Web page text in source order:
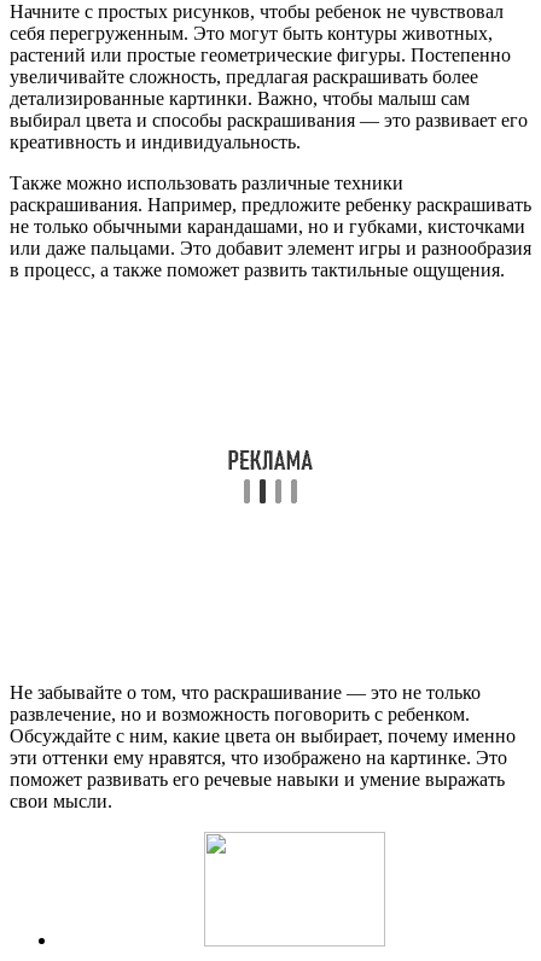
Начните с простых рисунков, чтобы ребенок не чувствовал
себя перегруженным. Это могут быть контуры животных,
растений или простые геометрические фигуры. Постепенно
увеличивайте сложность, предлагая раскрашивать более
детализированные картинки. Важно, чтобы малыш сам
выбирал цвета и способы раскрашивания — это развивает его
креативность и индивидуальность.
Также можно использовать различные техники
раскрашивания. Например, предложите ребенку раскрашивать
не только обычными карандашами, но и губками, кисточками
или даже пальцами. Это добавит элемент игры и разнообразия
в процесс, а также поможет развить тактильные ощущения.
Не забывайте о том, что раскрашивание — это не только
развлечение, но и возможность поговорить с ребенком.
Обсуждайте с ним, какие цвета он выбирает, почему именно
эти оттенки ему нравятся, что изображено на картинке. Это
поможет развивать его речевые навыки и умение выражать
свои мысли.